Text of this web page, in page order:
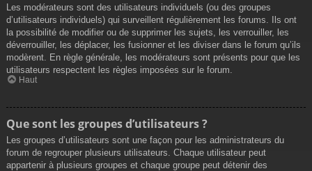
Les modérateurs sont des utilisateurs individuels (ou des groupes
d’utilisateurs individuels) qui surveillent régulièrement les forums. Ils ont
la possibilité de modifier ou de supprimer les sujets, les verrouiller, les
déverrouiller, les déplacer, les fusionner et les diviser dans le forum qu’ils
modèrent. En règle générale, les modérateurs sont présents pour que les
utilisateurs respectent les règles imposées sur le forum.
Haut
Que sont les groupes d’utilisateurs ?
Les groupes d’utilisateurs sont une façon pour les administrateurs du
forum de regrouper plusieurs utilisateurs. Chaque utilisateur peut
appartenir à plusieurs groupes et chaque groupe peut détenir des